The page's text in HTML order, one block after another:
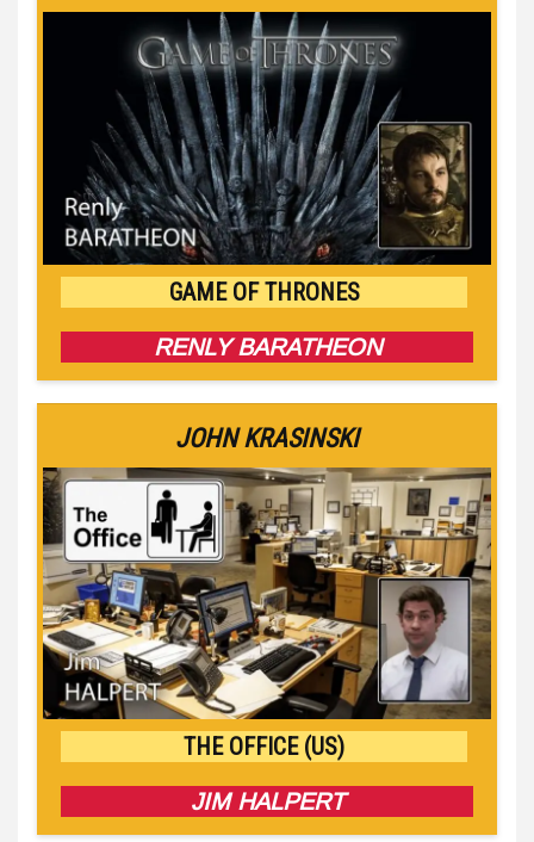
GAME OF THRONES
RENLY BARATHEON
JOHN KRASINSKI
THE OFFICE (US)
JIM HALPERT